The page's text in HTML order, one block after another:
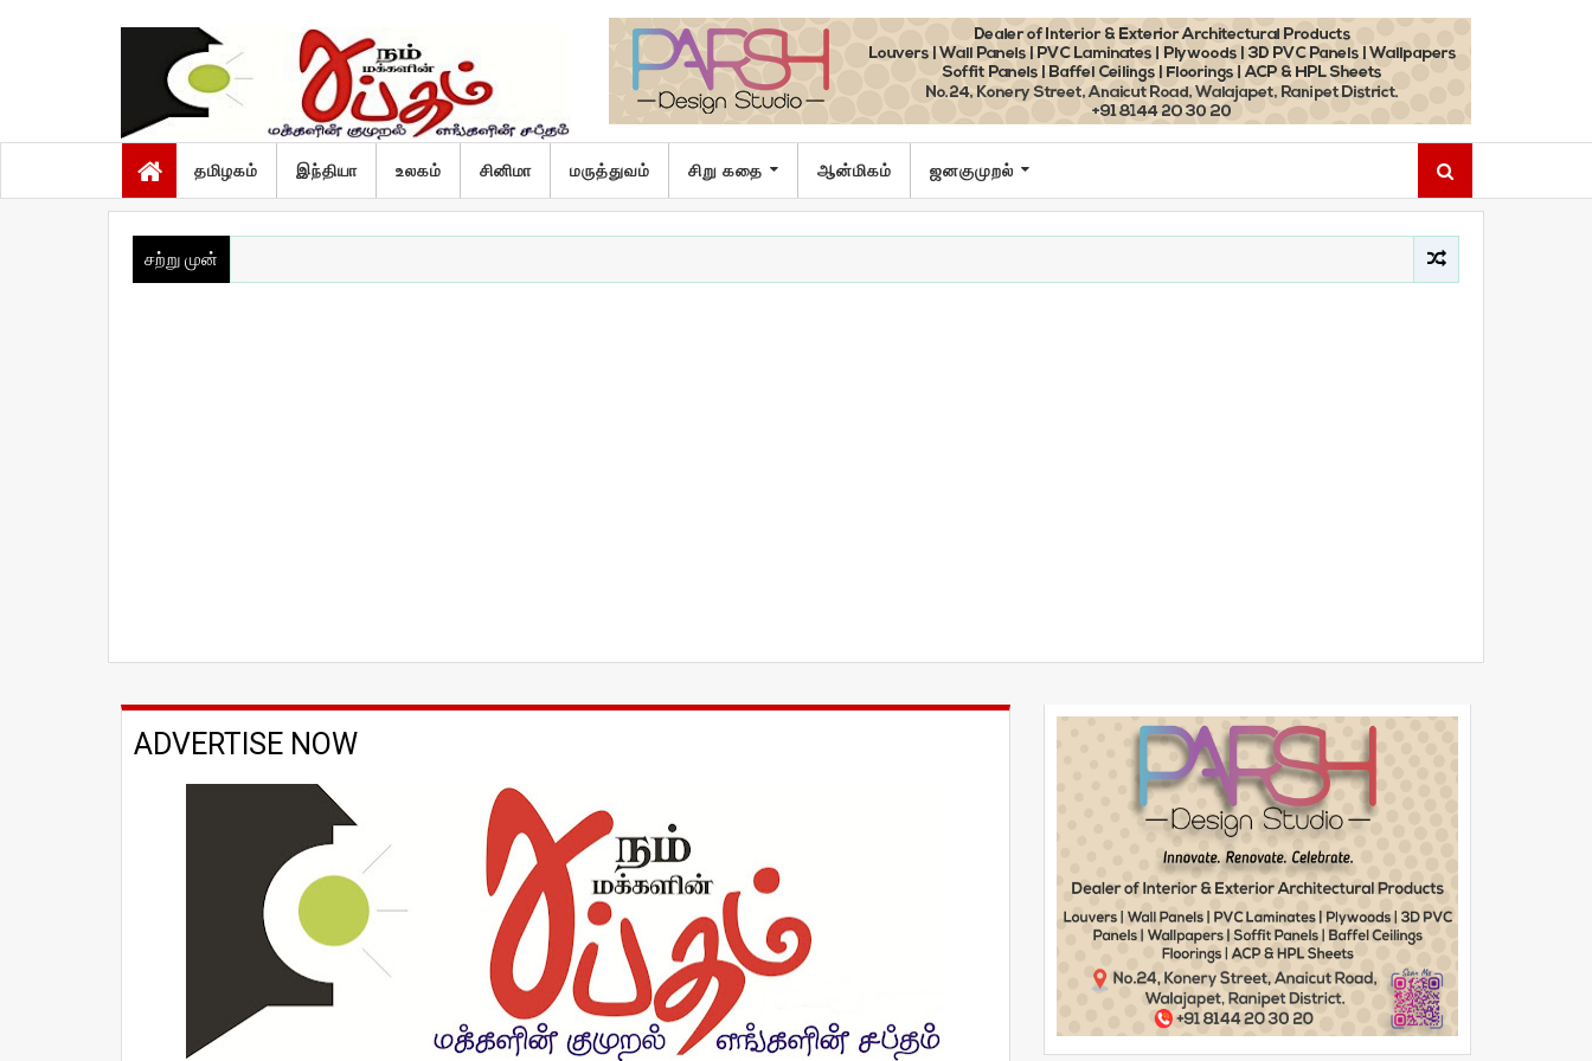
தமிழகம் இந்தியா உலகம் சினிமா மருத்துவம் சிறு கதை ஆன்மிகம் ஜனகுமுறல்
சற்று முன்
ADVERTISE NOW